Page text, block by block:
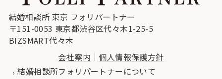
結婚相談所 東京 フォリパートナー
〒151-0053 東京都渋谷区代々木1-25-5
BIZSMART代々木
会社案内 ｜ 個人情報保護方針
結婚相談所フォリパートナーについて